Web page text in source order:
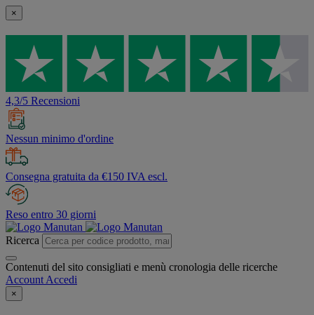
×
4,3/5 Recensioni
Nessun minimo d'ordine
Consegna gratuita da €150 IVA escl.
Reso entro 30 giorni
Ricerca
Contenuti del sito consigliati e menù cronologia delle ricerche
Account Accedi
×